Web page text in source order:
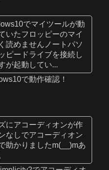
でマイツールが動
いたフロッピーのマイ
読めませんノートパソ
ピードライブを接続し
が起動してい...
で動作確認！
にアコーディオンが作
なしでアコーディオン
助かりましたm(__)mあ